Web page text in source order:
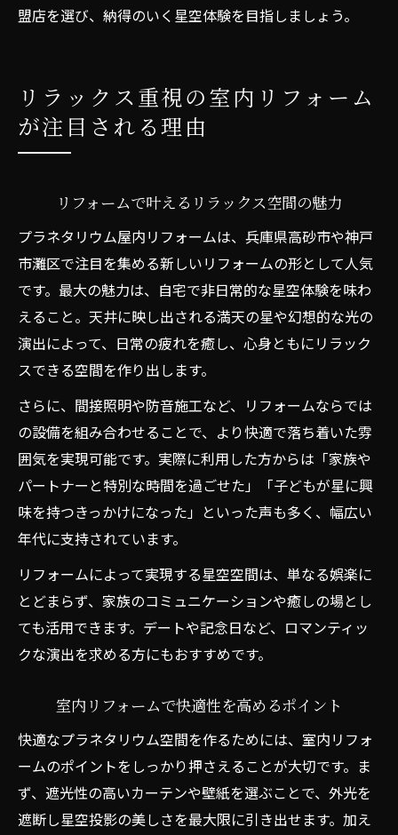
盟店を選び、納得のいく星空体験を目指しましょう。
リラックス重視の室内リフォーム
が注目される理由
リフォームで叶えるリラックス空間の魅力
プラネタリウム屋内リフォームは、兵庫県高砂市や神戸
市灘区で注目を集める新しいリフォームの形として人気
です。最大の魅力は、自宅で非日常的な星空体験を味わ
えること。天井に映し出される満天の星や幻想的な光の
演出によって、日常の疲れを癒し、心身ともにリラック
スできる空間を作り出します。
さらに、間接照明や防音施工など、リフォームならでは
の設備を組み合わせることで、より快適で落ち着いた雰
囲気を実現可能です。実際に利用した方からは「家族や
パートナーと特別な時間を過ごせた」「子どもが星に興
味を持つきっかけになった」といった声も多く、幅広い
年代に支持されています。
リフォームによって実現する星空空間は、単なる娯楽に
とどまらず、家族のコミュニケーションや癒しの場とし
ても活用できます。デートや記念日など、ロマンティッ
クな演出を求める方にもおすすめです。
室内リフォームで快適性を高めるポイント
快適なプラネタリウム空間を作るためには、室内リフォ
ームのポイントをしっかり押さえることが大切です。ま
ず、遮光性の高いカーテンや壁紙を選ぶことで、外光を
遮断し星空投影の美しさを最大限に引き出せます。加え